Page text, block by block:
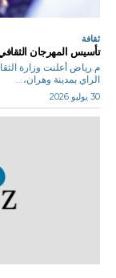
ثقافة
تأسيس المهرجان الثقافي
م.رياض أعلنت
الراي بمدينة وهران،...
30 يوليو 2026